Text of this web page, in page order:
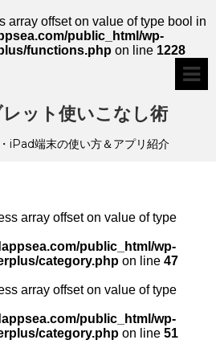
array offset on value of type bool in
public_html/wp-
functions.php on line 1228
ット使いこなし術
端末の使い方＆アプリ紹介
array offset on value of type
public_html/wp-
category.php on line 47
array offset on value of type
public_html/wp-
category.php on line 51